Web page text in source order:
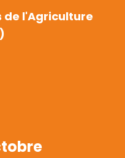
de l'Agriculture